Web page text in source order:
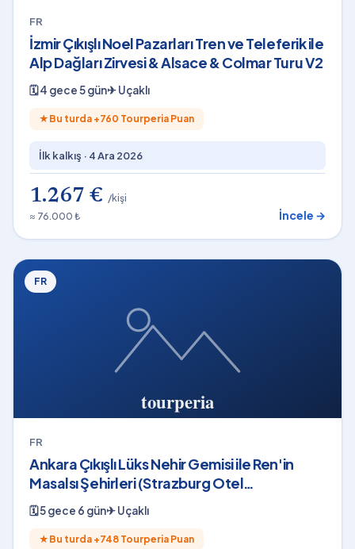
FR
İzmir Çıkışlı Noel Pazarları Tren ve Teleferik ile
Alp Dağları Zirvesi & Alsace & Colmar Turu V2
🗓4 gece 5 gün✈Uçaklı
★ Bu turda +760 Tourperia Puan
İlk kalkış · 4 Ara 2026
1.267 € /kişi
≈ 76.000 ₺
İncele →
FR
FR
Ankara Çıkışlı Lüks Nehir Gemisi ile Ren'in
Masalsı Şehirleri (Strazburg Otel
Konaklamalı)
🗓5 gece 6 gün✈Uçaklı
★ Bu turda +748 Tourperia Puan